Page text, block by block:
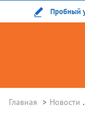
Пробный
Главная Новости